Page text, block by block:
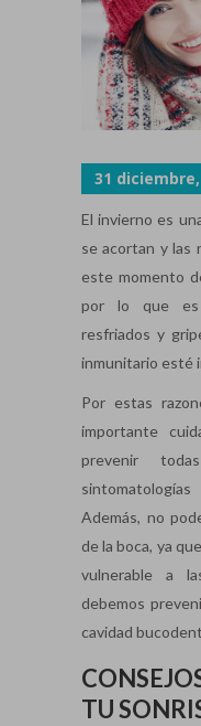
31 diciembre,
El invierno es
se acortan y las
este momento
por lo que es
resfriados y
inmunitario esté
Por estas
importante
prevenir
Además, no
de la boca, ya
vulnerable a
debemos
cavidad
TU